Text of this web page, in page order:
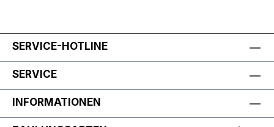
SERVICE-HOTLINE
SERVICE
INFORMATIONEN